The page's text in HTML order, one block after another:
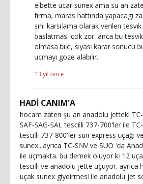
elbette ucar sunex ama su an
fırma, maras hattında yapacagı
sını karsılama olarak verılen tesvık
baslatması cok zor. anca bu
olmasa bıle, sıyası karar sonucu
ucmayı goze alabılır.
13 yıl önce
HADİ CANIM'A
hocam zaten şu an anadolu jetteki TC-
SAF-SAG-SAL tescilli 737-700'ler ile
tescilli 737-800'ler sun express uçağı
sunex...ayrıca TC-SNV ve SUO 'da
ile uçmakta. bu demek oluyor ki 12
tescilli ve anadolu jette uçuyor. ayrıca
uçak sunex giydirmesi ile anadolu jet